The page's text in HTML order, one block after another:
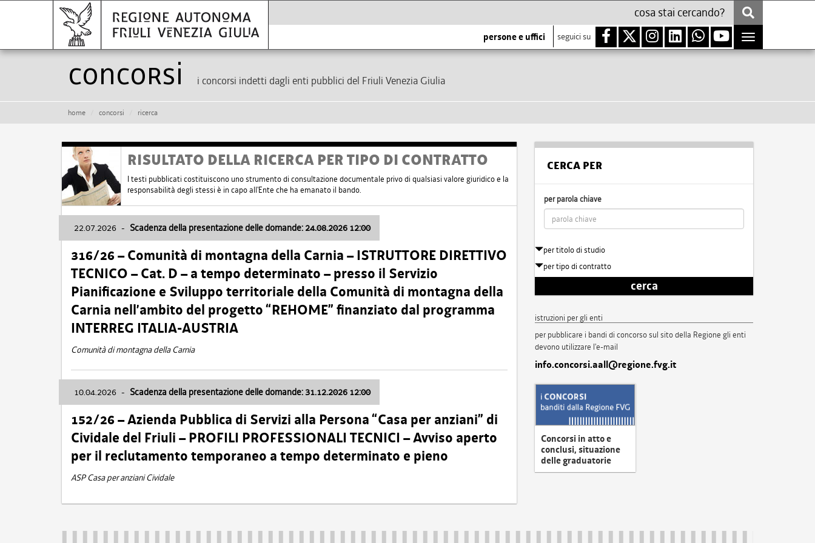
persone e uffici seguici su
Toggle
navigation
Concorsi i concorsi indetti dagli enti pubblici del Friuli Venezia Giulia
home concorsi ricerca
RISULTATO DELLA RICERCA PER TIPO DI CONTRATTO
I testi pubblicati costituiscono uno strumento di consultazione documentale privo di qualsiasi valore giuridico e la
responsabilità degli stessi è in capo all'Ente che ha emanato il bando.
22.07.2026 - Scadenza della presentazione delle domande: 24.08.2026 12:00
316/26 – Comunità di montagna della Carnia – ISTRUTTORE DIRETTIVO
TECNICO – Cat. D – a tempo determinato – presso il Servizio
Pianificazione e Sviluppo territoriale della Comunità di montagna della
Carnia nell’ambito del progetto “REHOME” finanziato dal programma
INTERREG ITALIA-AUSTRIA
Comunità di montagna della Carnia
10.04.2026 - Scadenza della presentazione delle domande: 31.12.2026 12:00
152/26 – Azienda Pubblica di Servizi alla Persona “Casa per anziani” di
Cividale del Friuli – PROFILI PROFESSIONALI TECNICI – Avviso aperto
per il reclutamento temporaneo a tempo determinato e pieno
ASP Casa per anziani Cividale
CERCA PER
per parola chiave
per titolo di studio
per tipo di contratto
cerca
istruzioni per gli enti
per pubblicare i bandi di concorso sul sito della Regione gli enti
devono utilizzare l'e-mail
info.concorsi.aall@regione.fvg.it
Concorsi in atto e
conclusi, situazione
delle graduatorie